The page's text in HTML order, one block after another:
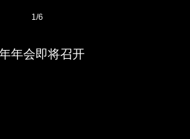
1/6
年会即将召开